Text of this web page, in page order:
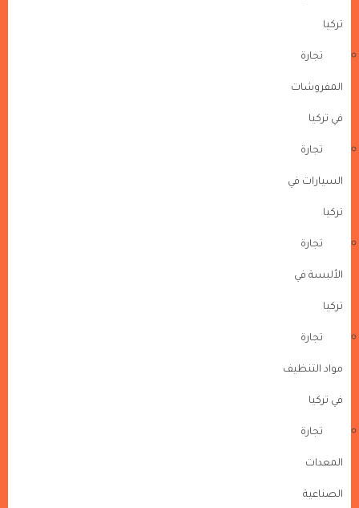
تركيا
تجارة
المفروشات
في تركيا
تجارة
السيارات في
تركيا
تجارة
الألبسة في
تركيا
تجارة
مواد التنظيف
في تركيا
تجارة
المعدات
الصناعية